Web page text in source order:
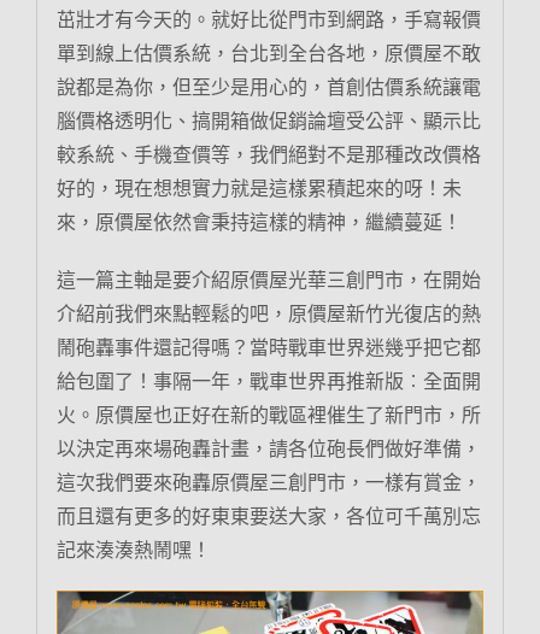
茁壯才有今天的。就好比從門市到網路，手寫報價
單到線上估價系統，台北到全台各地，原價屋不敢
說都是為你，但至少是用心的，首創估價系統讓電
腦價格透明化、搞開箱做促銷論壇受公評、顯示比
較系統、手機查價等，我們絕對不是那種改改價格
好的，現在想想實力就是這樣累積起來的呀！未
來，原價屋依然會秉持這樣的精神，繼續蔓延！
這一篇主軸是要介紹原價屋光華三創門市，在開始
介紹前我們來點輕鬆的吧，原價屋新竹光復店的熱
鬧砲轟事件還記得嗎？當時戰車世界迷幾乎把它都
給包圍了！事隔一年，戰車世界再推新版︰全面開
火。原價屋也正好在新的戰區裡催生了新門市，所
以決定再來場砲轟計畫，請各位砲長們做好準備，
這次我們要來砲轟原價屋三創門市，一樣有賞金，
而且還有更多的好東東要送大家，各位可千萬別忘
記來湊湊熱鬧嘿！